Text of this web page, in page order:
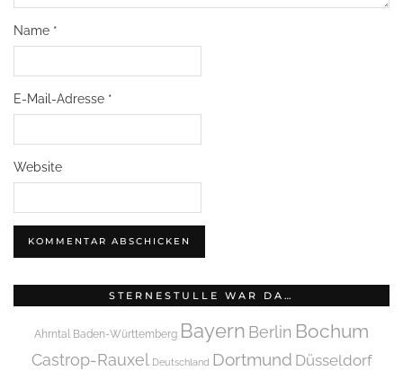
Name *
E-Mail-Adresse *
Website
STERNESTULLE WAR DA…
Ahrntal Baden-Württemberg Bayern Berlin Bochum
Castrop-Rauxel Deutschland Dortmund Düsseldorf